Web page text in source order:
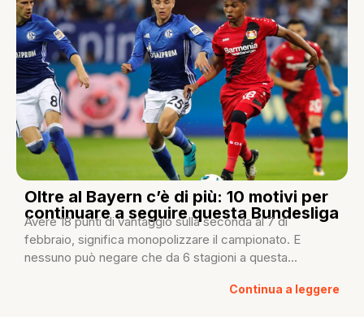
Oltre al Bayern c’è di più: 10 motivi per
continuare a seguire questa Bundesliga
Avere 18 punti di vantaggio sulla seconda al 7 di
febbraio, significa monopolizzare il campionato. E
nessuno può negare che da 6 stagioni a questa...
Continua a leggere